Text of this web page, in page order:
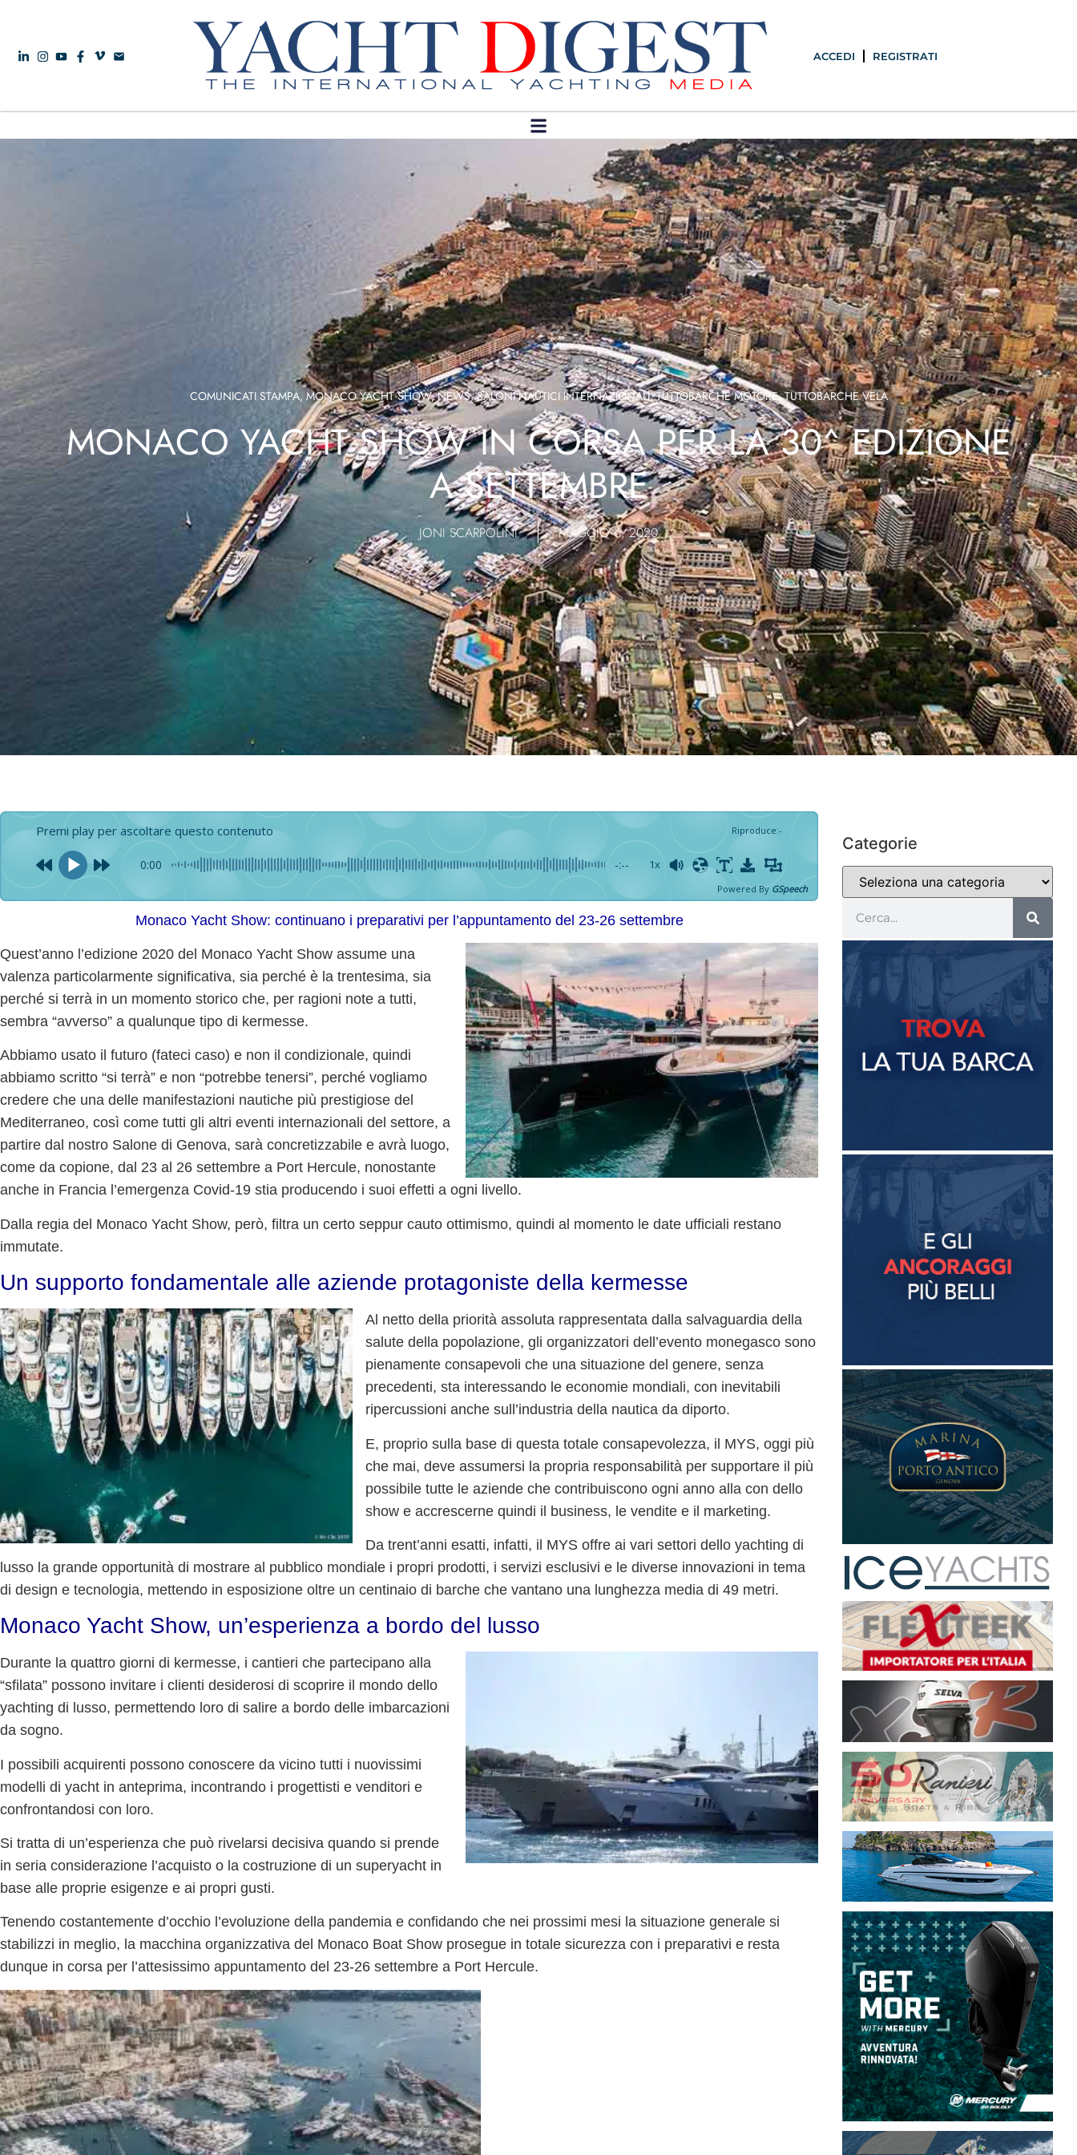
ACCEDI REGISTRATI
COMUNICATI STAMPA, MONACO YACHT SHOW,NEWS,SALONI NAUTICI INTERNAZIONALI,TUTTOBARCHE MOTORE,TUTTOBARCHE VELA
MONACO YACHT SHOW IN CORSA PER LA 30^ EDIZIONE
A SETTEMBRE
JONI SCARPOLINI MAGGIO 6, 2020
Premi play per ascoltare questo contenuto Riproduce:-
0:00 -:-- 1x
Powered By GSpeech
Monaco Yacht Show: continuano i preparativi per l’appuntamento del 23-26 settembre
Quest’anno l’edizione 2020 del Monaco Yacht Show assume una
valenza particolarmente significativa, sia perché è la trentesima, sia
perché si terrà in un momento storico che, per ragioni note a tutti,
sembra “avverso” a qualunque tipo di kermesse.
Abbiamo usato il futuro (fateci caso) e non il condizionale, quindi
abbiamo scritto “si terrà” e non “potrebbe tenersi”, perché vogliamo
credere che una delle manifestazioni nautiche più prestigiose del
Mediterraneo, così come tutti gli altri eventi internazionali del settore, a
partire dal nostro Salone di Genova, sarà concretizzabile e avrà luogo,
come da copione, dal 23 al 26 settembre a Port Hercule, nonostante
anche in Francia l’emergenza Covid-19 stia producendo i suoi effetti a ogni livello.
Dalla regia del Monaco Yacht Show, però, filtra un certo seppur cauto ottimismo, quindi al momento le date ufficiali restano
immutate.
Un supporto fondamentale alle aziende protagoniste della kermesse
Al netto della priorità assoluta rappresentata dalla salvaguardia della
salute della popolazione, gli organizzatori dell’evento monegasco sono
pienamente consapevoli che una situazione del genere, senza
precedenti, sta interessando le economie mondiali, con inevitabili
ripercussioni anche sull’industria della nautica da diporto.
E, proprio sulla base di questa totale consapevolezza, il MYS, oggi più
che mai, deve assumersi la propria responsabilità per supportare il più
possibile tutte le aziende che contribuiscono ogni anno alla con dello
show e accrescerne quindi il business, le vendite e il marketing.
Da trent’anni esatti, infatti, il MYS offre ai vari settori dello yachting di
lusso la grande opportunità di mostrare al pubblico mondiale i propri prodotti, i servizi esclusivi e le diverse innovazioni in tema
di design e tecnologia, mettendo in esposizione oltre un centinaio di barche che vantano una lunghezza media di 49 metri.
Monaco Yacht Show, un’esperienza a bordo del lusso
Durante la quattro giorni di kermesse, i cantieri che partecipano alla
“sfilata” possono invitare i clienti desiderosi di scoprire il mondo dello
yachting di lusso, permettendo loro di salire a bordo delle imbarcazioni
da sogno.
I possibili acquirenti possono conoscere da vicino tutti i nuovissimi
modelli di yacht in anteprima, incontrando i progettisti e venditori e
confrontandosi con loro.
Si tratta di un’esperienza che può rivelarsi decisiva quando si prende
in seria considerazione l’acquisto o la costruzione di un superyacht in
base alle proprie esigenze e ai propri gusti.
Tenendo costantemente d’occhio l’evoluzione della pandemia e confidando che nei prossimi mesi la situazione generale si
stabilizzi in meglio, la macchina organizzativa del Monaco Boat Show prosegue in totale sicurezza con i preparativi e resta
dunque in corsa per l’attesissimo appuntamento del 23-26 settembre a Port Hercule.
Categorie